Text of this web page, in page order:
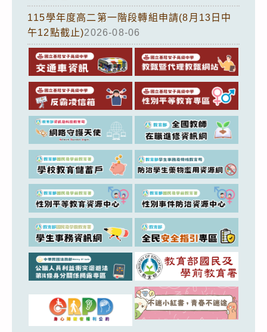
115學年度高二第一階段轉組申請(8月13日中
午12點截止)2026-08-06